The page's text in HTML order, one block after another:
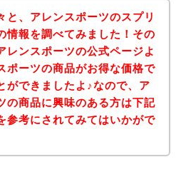
と、アレンスポーツのスプリ
情報を調べてみました！その
レンスポーツの公式ページよ
ポーツの商品がお得な価格で
ができましたよ♪なので、ア
の商品に興味のある方は下記
参考にされてみてはいかがで